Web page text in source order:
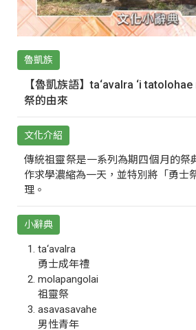
魯凱族
【魯凱族語】ta‘avalra ‘i
祭的由來
文化介紹
傳統祖靈祭是一系列為期四個月的祭
作求學濃縮為一天，並特別將「勇士
理。
小辭典
ta‘avalra
勇士成年禮
molapangolai
祖靈祭
asavasavahe
男性青年